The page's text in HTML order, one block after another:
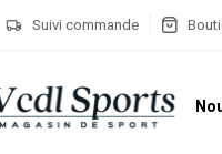
Suivi commande